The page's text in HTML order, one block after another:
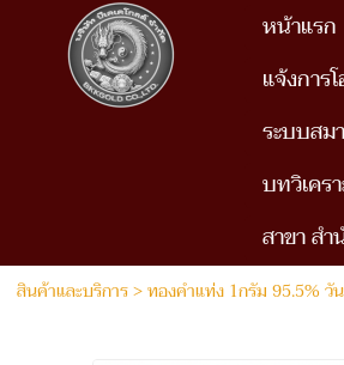
หน้าแรก
แจ้งการ
ระบบสม
บทวิเคร
สาขา ส
สินค้าและบริการ>ทองคำแท่ง 1กรัม 95.5% วั